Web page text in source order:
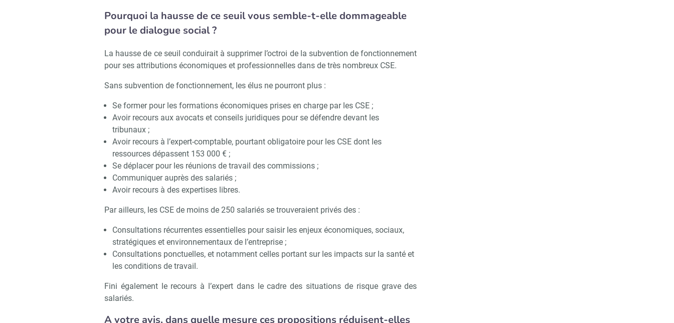
Pourquoi la hausse de ce seuil vous semble-t-elle dommageable
pour le dialogue social ?
La hausse de ce seuil conduirait à supprimer l’octroi de la subvention de fonctionnement
pour ses attributions économiques et professionnelles dans de très nombreux CSE.
Sans subvention de fonctionnement, les élus ne pourront plus :
Se former pour les formations économiques prises en charge par les CSE ;
Avoir recours aux avocats et conseils juridiques pour se défendre devant les
tribunaux ;
Avoir recours à l’expert-comptable, pourtant obligatoire pour les CSE dont les
ressources dépassent 153 000 € ;
Se déplacer pour les réunions de travail des commissions ;
Communiquer auprès des salariés ;
Avoir recours à des expertises libres.
Par ailleurs, les CSE de moins de 250 salariés se trouveraient privés des :
Consultations récurrentes essentielles pour saisir les enjeux économiques, sociaux,
stratégiques et environnementaux de l’entreprise ;
Consultations ponctuelles, et notamment celles portant sur les impacts sur la santé et
les conditions de travail.
Fini également le recours à l’expert dans le cadre des situations de risque grave des
salariés.
A votre avis, dans quelle mesure ces propositions réduisent-elles